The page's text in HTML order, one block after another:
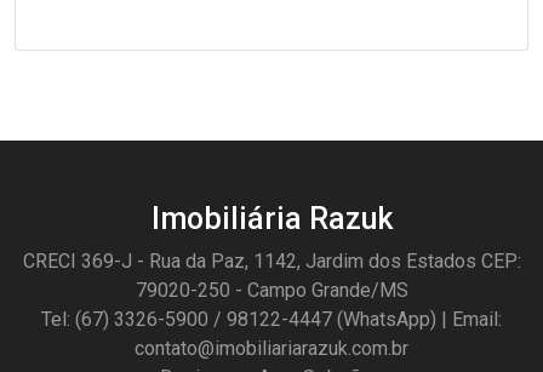
Imobiliária Razuk
CRECI 369-J - Rua da Paz, 1142, Jardim dos Estados CEP:
79020-250 - Campo Grande/MS
Tel: (67) 3326-5900 / 98122-4447 (WhatsApp) | Email:
contato@imobiliariarazuk.com.br